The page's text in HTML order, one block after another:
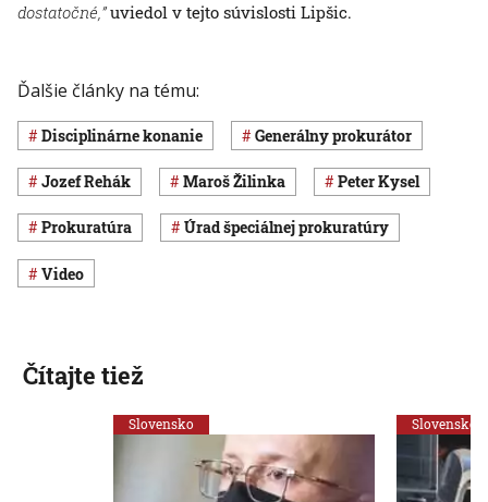
dostatočné,”uviedol v tejto súvislosti Lipšic.
Ďalšie články na tému:
disciplinárne konanie generálny prokurátor
Jozef Rehák Maroš Žilinka Peter Kysel
Prokuratúra Úrad špeciálnej prokuratúry
Video
Čítajte tiež
Slovensko Slovensko